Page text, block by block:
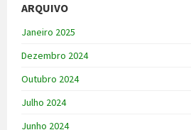
ARQUIVO
Janeiro 2025
Dezembro 2024
Outubro 2024
Julho 2024
Junho 2024